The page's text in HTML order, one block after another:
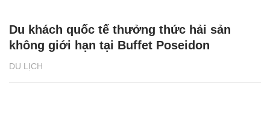
DU LỊCH
Du khách quốc tế thưởng thức hải sản
không giới hạn tại Buffet Poseidon